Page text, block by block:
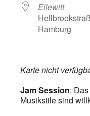
Ellewitt
Hamburg
Karte nicht
Jam Session:
Musikstile sind